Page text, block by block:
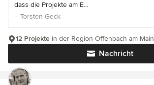
dass die Projekte am E...
– Torsten Geck
Nachricht
12 Projekte in der Region Offenbach am Main